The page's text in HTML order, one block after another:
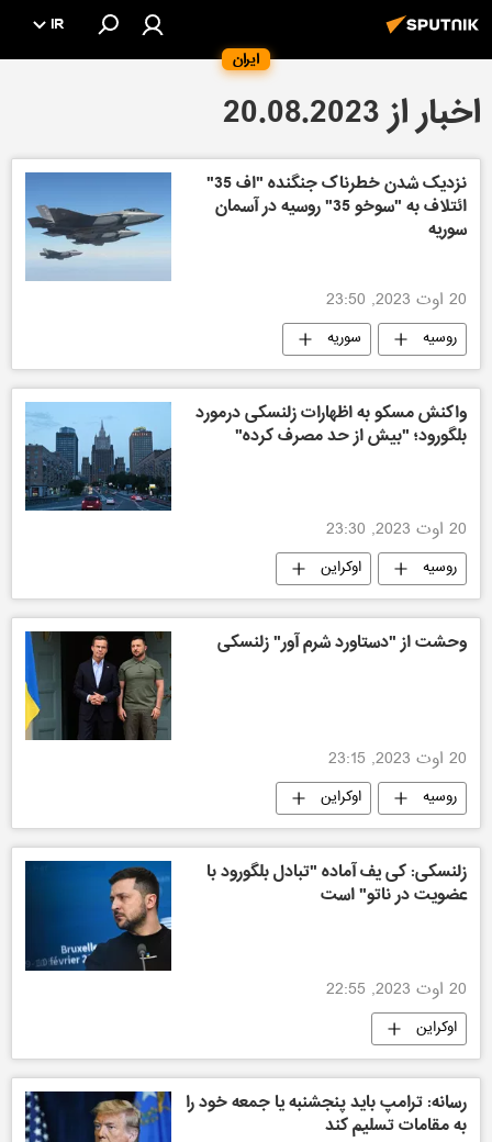
ایران
IR
اخبار از 20.08.2023
نزدیک شدن خطرناک جنگنده "اف 35"
ائتلاف به "سوخو 35" روسیه در آسمان
سوریه
20 اوت 2023, 23:50
روسیه سوریه
واکنش مسکو به اظهارات زلنسکی درمورد
بلگورود؛ "بیش از حد مصرف کرده"
20 اوت 2023, 23:30
روسیه اوکراین
وحشت از "دستاورد شرم آور" زلنسکی
20 اوت 2023, 23:15
روسیه اوکراین
زلنسکی: کی یف آماده "تبادل بلگورود با
عضویت در ناتو" است
20 اوت 2023, 22:55
اوکراین
رسانه: ترامپ باید پنجشنبه یا جمعه خود را
به مقامات تسلیم کند